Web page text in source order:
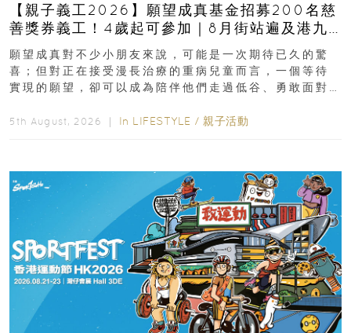
【親子義工2026】願望成真基金招募200名慈
善獎券義工！4歲起可參加｜8月街站遍及港九
新界
願望成真對不少小朋友來說，可能是一次期待已久的驚
喜；但對正在接受漫長治療的重病兒童而言，一個等待
實現的願望，卻可以成為陪伴他們走過低谷、勇敢面對
5th August, 2026 ｜ In LIFESTYLE / 親子活動